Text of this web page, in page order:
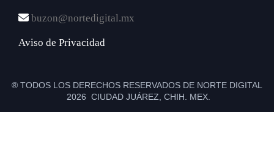
buzon@nortedigital.mx
Aviso de Privacidad
® TODOS LOS DERECHOS RESERVADOS DE NORTE DIGITAL
2026 CIUDAD JUÁREZ, CHIH. MEX.